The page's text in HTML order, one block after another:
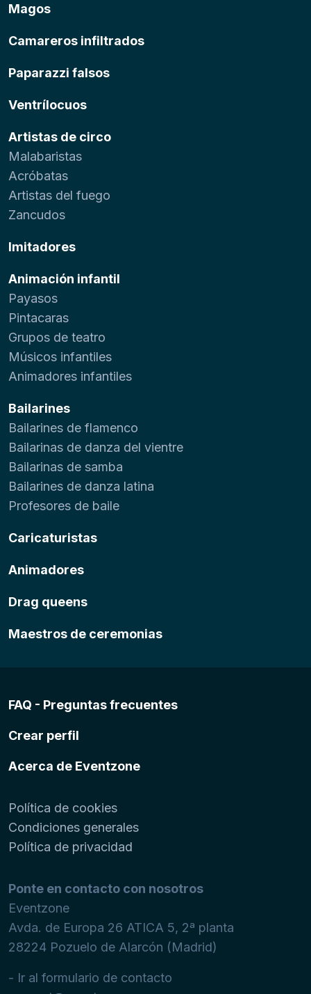
Magos
Camareros infiltrados
Paparazzi falsos
Ventrílocuos
Artistas de circo
Malabaristas
Acróbatas
Artistas del fuego
Zancudos
Imitadores
Animación infantil
Payasos
Pintacaras
Grupos de teatro
Músicos infantiles
Animadores infantiles
Bailarines
Bailarines de flamenco
Bailarinas de danza del vientre
Bailarinas de samba
Bailarines de danza latina
Profesores de baile
Caricaturistas
Animadores
Drag queens
Maestros de ceremonias
FAQ - Preguntas frecuentes
Crear perfil
Acerca de Eventzone
Política de cookies
Condiciones generales
Política de privacidad
Ponte en contacto con nosotros
Eventzone
Avda. de Europa 26 ATICA 5, 2ª planta
28224 Pozuelo de Alarcón (Madrid)
- Ir al formulario de contacto